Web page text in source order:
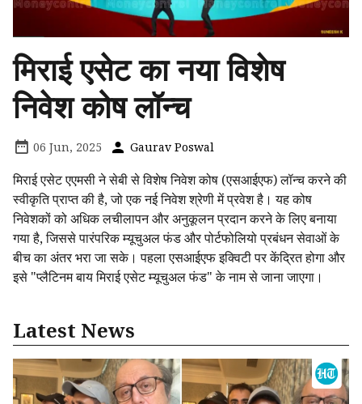
मिराई एसेट का नया विशेष
निवेश कोष लॉन्च
06 Jun, 2025 Gaurav Poswal
मिराई एसेट एएमसी ने सेबी से विशेष निवेश कोष (एसआईएफ) लॉन्च करने की
स्वीकृति प्राप्त की है, जो एक नई निवेश श्रेणी में प्रवेश है। यह कोष
निवेशकों को अधिक लचीलापन और अनुकूलन प्रदान करने के लिए बनाया
गया है, जिससे पारंपरिक म्यूचुअल फंड और पोर्टफोलियो प्रबंधन सेवाओं के
बीच का अंतर भरा जा सके। पहला एसआईएफ इक्विटी पर केंद्रित होगा और
इसे "प्लैटिनम बाय मिराई एसेट म्यूचुअल फंड" के नाम से जाना जाएगा।
Latest News